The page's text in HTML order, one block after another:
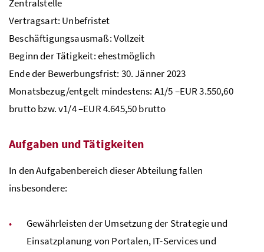
Zentralstelle
Vertragsart: Unbefristet
Beschäftigungsausmaß: Vollzeit
Beginn der Tätigkeit: ehestmöglich
Ende der Bewerbungsfrist: 30. Jänner 2023
Monatsbezug/entgelt mindestens: A1/5 –EUR 3.550,60
bruttobzw. v1/4 –EUR 4.645,50 brutto
Aufgaben und Tätigkeiten
In den Aufgabenbereich dieser Abteilung fallen
insbesondere:
Gewährleisten der Umsetzung der Strategie und
Einsatzplanung von Portalen,IT-Services und